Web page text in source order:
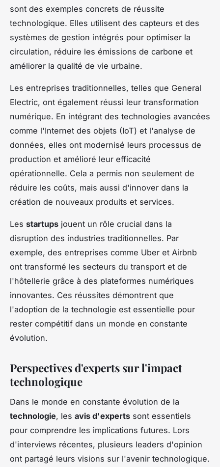
sont des exemples concrets de réussite
technologique. Elles utilisent des capteurs et des
systèmes de gestion intégrés pour optimiser la
circulation, réduire les émissions de carbone et
améliorer la qualité de vie urbaine.
Les entreprises traditionnelles, telles que General
Electric, ont également réussi leur transformation
numérique. En intégrant des technologies avancées
comme l'Internet des objets (IoT) et l'analyse de
données, elles ont modernisé leurs processus de
production et amélioré leur efficacité
opérationnelle. Cela a permis non seulement de
réduire les coûts, mais aussi d'innover dans la
création de nouveaux produits et services.
Les startups jouent un rôle crucial dans la
disruption des industries traditionnelles. Par
exemple, des entreprises comme Uber et Airbnb
ont transformé les secteurs du transport et de
l'hôtellerie grâce à des plateformes numériques
innovantes. Ces réussites démontrent que
l'adoption de la technologie est essentielle pour
rester compétitif dans un monde en constante
évolution.
Perspectives d'experts sur l'impact
technologique
Dans le monde en constante évolution de la
technologie, les avis d'experts sont essentiels
pour comprendre les implications futures. Lors
d'interviews récentes, plusieurs leaders d'opinion
ont partagé leurs visions sur l'avenir technologique.